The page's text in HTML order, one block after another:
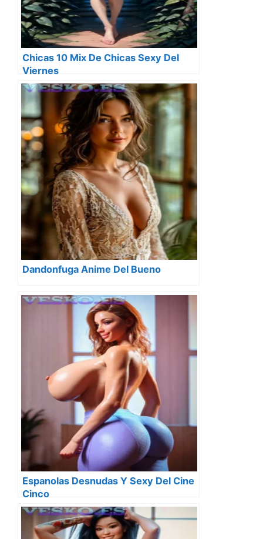
Chicas 10 Mix De Chicas Sexy Del
Viernes
Dandonfuga Anime Del Bueno
Espanolas Desnudas Y Sexy Del Cine
Cinco